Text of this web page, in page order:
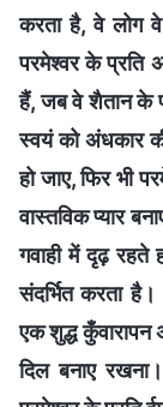
करता है, वे लोग
परमेश्वर के प्रति
हैं, जब वे शैतान के
स्वयं को अंधकार
हो जाए, फिर भी
वास्तविक प्यार
गवाही में दृढ़ रहते
संदर्भित करता
एक शुद्ध कुँवारापन
दिल बनाए